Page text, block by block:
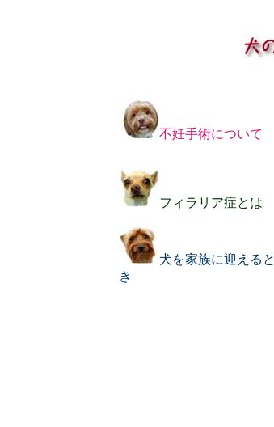
不妊手術について
フィラリア症とは
犬を家族に迎えると
き